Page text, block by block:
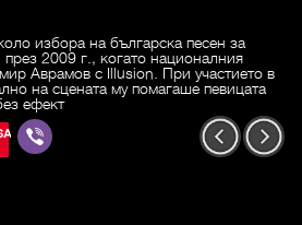
избора на българска песен за
2009 г., когато националния
Аврамов с Illusion. При участието в
на сцената му помагаше певицата
ефект